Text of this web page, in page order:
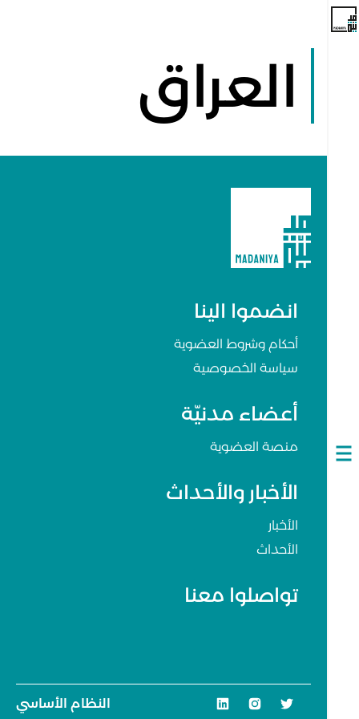
Open
navigation
العراق
انضموا الينا
أحكام وشروط العضوية
سياسة الخصوصية
أعضاء مدنيّة
منصة العضوية
الأخبار والأحداث
الأخبار
الأحداث
تواصلوا معنا
النظام الأساسي